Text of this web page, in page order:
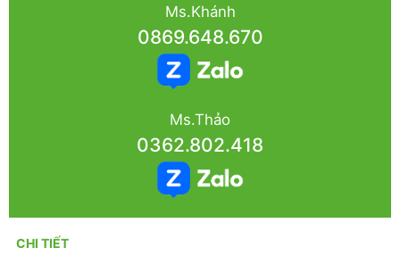
Ms.Khánh
0869.648.670
Ms.Thảo
0362.802.418
CHI TIẾT